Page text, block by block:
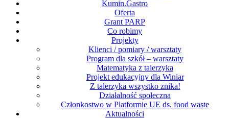
Kumin.Gastro
Oferta
Grant PARP
Co robimy
Projekty
Klienci / pomiary / warsztaty
Program dla szkół – warsztaty
Matematyka z talerzyka
Projekt edukacyjny dla Winiar
Z talerzyka wszystko znika!
Działalność społeczna
Członkostwo w Platformie UE ds. food waste
Aktualności